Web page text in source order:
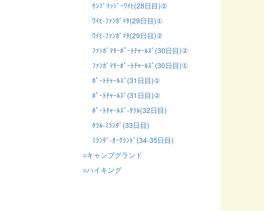
ｹﾝﾌﾞﾘｯｼﾞｰﾜｲﾋ(28日目)②
ﾜｲﾋ-ﾌｧﾝｶﾞﾏﾀ(29日目)①
ﾜｲﾋ-ﾌｧﾝｶﾞﾏﾀ(29日目)②
ﾌｧﾝｶﾞﾏﾀｰﾎﾟｰﾄﾁｬｰﾙｽﾞ(30日目)②
ﾌｧﾝｶﾞﾏﾀｰﾎﾟｰﾄﾁｬｰﾙｽﾞ(30日目)①
ﾎﾟｰﾄﾁｬｰﾙｽﾞ(31日目)①
ﾎﾟｰﾄﾁｬｰﾙｽﾞ(31日目)②
ﾎﾟｰﾄﾁｬｰﾙｽﾞ-ﾀﾗﾙ(32日目)
ﾀﾗﾙ-ﾐﾗﾝﾀﾞ(33日目)
ﾐﾗﾝﾀﾞ-ｵｰｸﾗﾝﾄﾞ(34-35日目)
○キャンプグランド
○ハイキング